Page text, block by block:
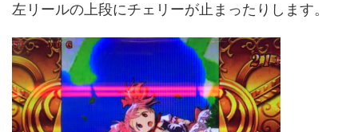
左リールの上段にチェリーが止まったりします。